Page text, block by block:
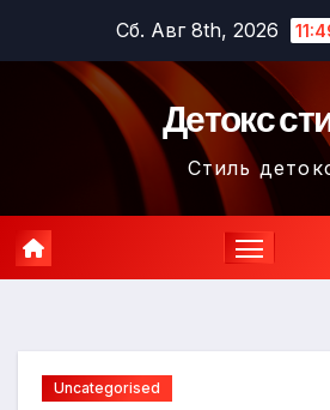
содержимому
Сб. Авг 8th, 2026
Детокс
Стиль
Uncategorised